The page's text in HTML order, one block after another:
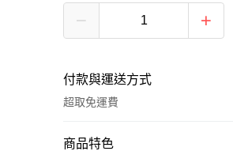
付款與運送方式
超取免運費
付款方式
商品特色